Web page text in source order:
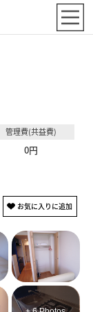
管理費(共益費)
0円